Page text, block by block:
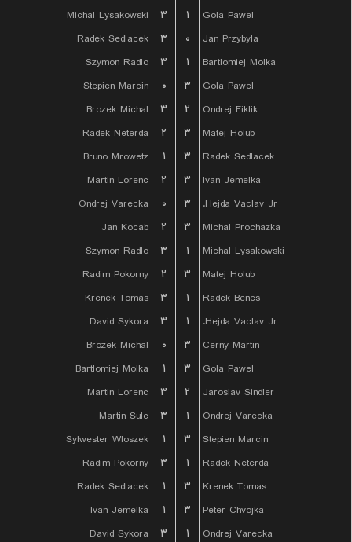
Michal Lysakowski
۳ ۱
Gola Pawel
Radek Sedlacek
۳ ۰
Jan Przybyla
Szymon Radlo
۳ ۱
Bartlomiej Molka
Stepien Marcin
۰ ۳
Gola Pawel
Brozek Michal
۳ ۲
Ondrej Fiklik
Radek Neterda
۲ ۳
Matej Holub
Bruno Mrowetz
۱ ۳
Radek Sedlacek
Martin Lorenc
۲ ۳
Ivan Jemelka
Ondrej Varecka
۰ ۳
Hejda Vaclav Jr.
Jan Kocab
۲ ۳
Michal Prochazka
Szymon Radlo
۳ ۱
Michal Lysakowski
Radim Pokorny
۲ ۳
Matej Holub
Krenek Tomas
۳ ۱
Radek Benes
David Sykora
۳ ۱
Hejda Vaclav Jr.
Brozek Michal
۰ ۳
Cerny Martin
Bartlomiej Molka
۱ ۳
Gola Pawel
Martin Lorenc
۳ ۲
Jaroslav Sindler
Martin Sulc
۳ ۱
Ondrej Varecka
Sylwester Wloszek
۱ ۳
Stepien Marcin
Radim Pokorny
۳ ۱
Radek Neterda
Radek Sedlacek
۱ ۳
Krenek Tomas
Ivan Jemelka
۱ ۳
Peter Chvojka
David Sykora
۳ ۱
Ondrej Varecka